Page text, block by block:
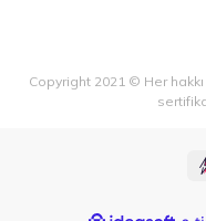
Copyright 2021 © Her